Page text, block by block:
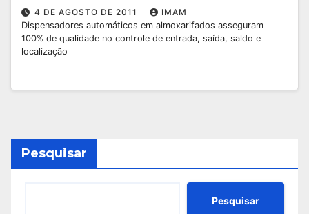
4 DE AGOSTO DE 2011
IMAM
Dispensadores automáticos em almoxarifados asseguram
100% de qualidade no controle de entrada, saída, saldo e
localização
Pesquisar
Pesquisar